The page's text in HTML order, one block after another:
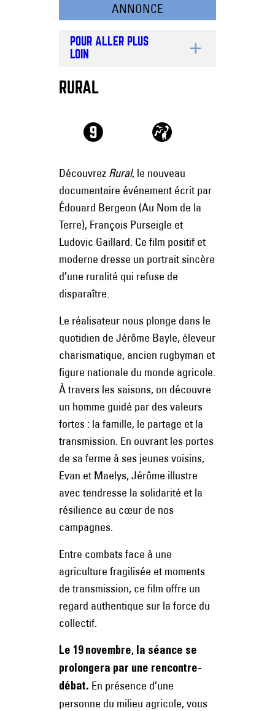
ANNONCE
POUR ALLER PLUS
LOIN
RURAL
Découvrez Rural, le nouveau
documentaire événement écrit par
Édouard Bergeon (Au Nom de la
Terre), François Purseigle et
Ludovic Gaillard. Ce film positif et
moderne dresse un portrait sincère
d’une ruralité qui refuse de
disparaître.
Le réalisateur nous plonge dans le
quotidien de Jérôme Bayle, éleveur
charismatique, ancien rugbyman et
figure nationale du monde agricole.
À travers les saisons, on découvre
un homme guidé par des valeurs
fortes : la famille, le partage et la
transmission. En ouvrant les portes
de sa ferme à ses jeunes voisins,
Evan et Maelys, Jérôme illustre
avec tendresse la solidarité et la
résilience au cœur de nos
campagnes.
Entre combats face à une
agriculture fragilisée et moments
de transmission, ce film offre un
regard authentique sur la force du
collectif.
Le 19 novembre, la séance se
prolongera par une rencontre-
débat. En présence d’une
personne du milieu agricole, vous